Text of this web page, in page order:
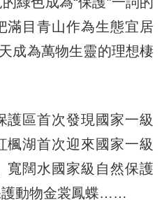
滿目青山作為生態宜居
成為萬物生靈的理想棲
區首次發現國家一級
楓湖首次迎來國家一級
寬闊水國家級自然保護
護動物金裳鳳蝶……